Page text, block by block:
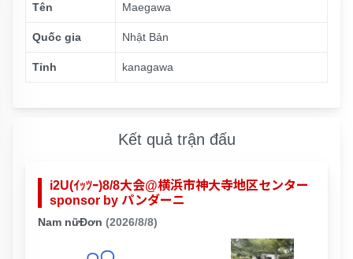
Tên Maegawa
Quốc gia Nhật Bản
Tỉnh kanagawa
Kết quả trận đấu
i2U(ｲｯﾂｰ)8/8大会@横浜市神大寺地区センター
sponsor by パンダーニ
Nam nữĐơn (2026/8/8)